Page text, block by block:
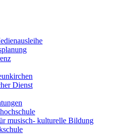
Dienst
musisch- kulturelle Bildung